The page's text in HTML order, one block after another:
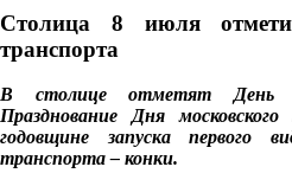
Столица 8 июля
транспорта
В столице отметят День
Празднование Дня
годовщине запуска первого
транспорта – конки.